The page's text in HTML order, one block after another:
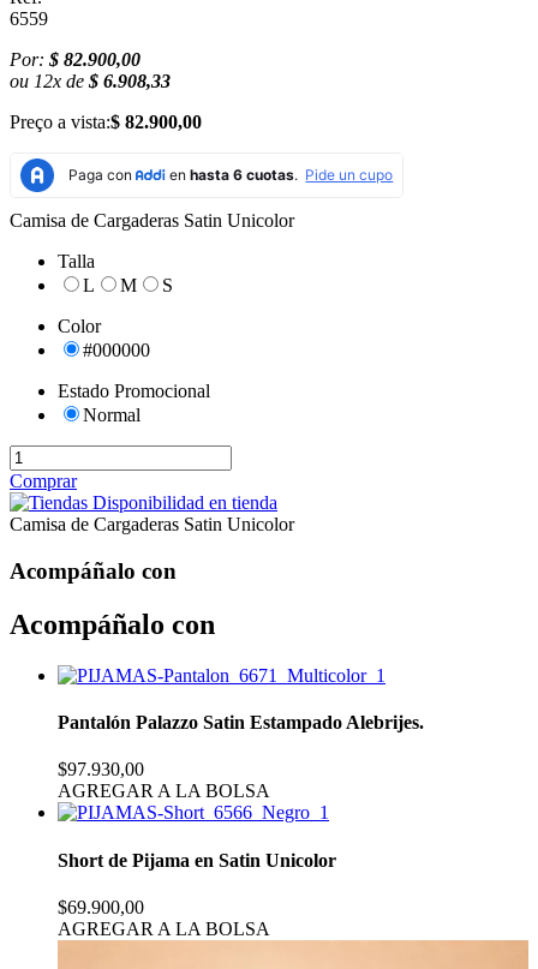
6559
Por: $ 82.900,00
ou 12x de $ 6.908,33
Preço a vista:$ 82.900,00
Camisa de Cargaderas Satin Unicolor
Talla
L
M
S
Color
#000000
Estado Promocional
Normal
Comprar
Disponibilidad en tienda
Camisa de Cargaderas Satin Unicolor
Acompáñalo con
Acompáñalo con
Pantalón Palazzo Satin Estampado Alebrijes.
$97.930,00
AGREGAR A LA BOLSA
Short de Pijama en Satin Unicolor
$69.900,00
AGREGAR A LA BOLSA